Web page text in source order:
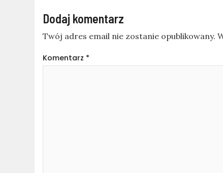
Dodaj komentarz
Twój adres email nie zostanie opublikowany.
Komentarz *